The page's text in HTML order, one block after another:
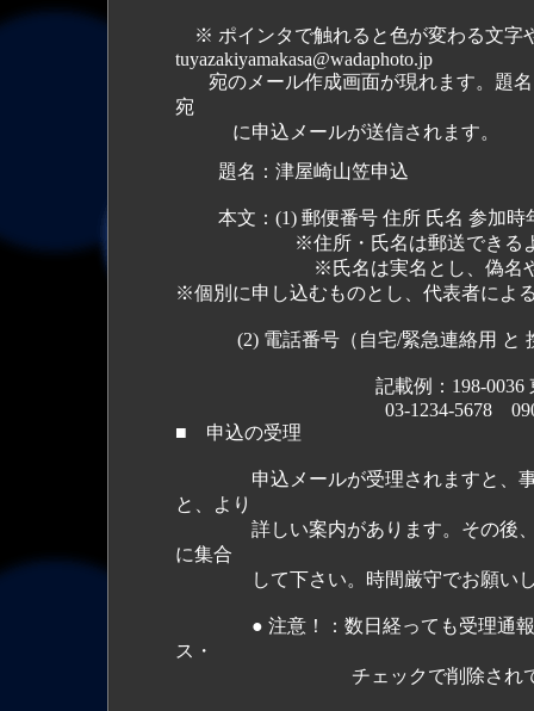
※ ポインタで触れると色が変わる文字
tuyazakiyamakasa@wadaphoto.jp
宛のメール作成画面が現れます。題名
宛
に申込メールが送信されます。
題名：津屋崎山笠申込
本文：(1) 郵便番号 住所 氏名 参加時
※住所・氏名は郵送できるように
※氏名は実名とし、偽名やハン
※個別に申し込むものとし、代表者によ
(2) 電話番号（自宅/緊急連絡用 と
記載例：198-0036 東京都青
03-1234-5678 090-
■ 申込の受理
申込メールが受理されますと、事務
と、より
詳しい案内があります。その後、必
に集合
して下さい。時間厳守でお願いし
● 注意！：数日経っても受理通報が
ス・
チェックで削除されていた